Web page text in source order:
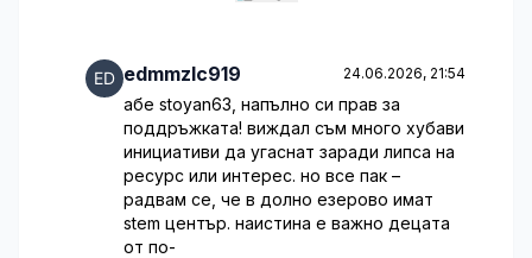
edmmzlc919 24.06.2026, 21:54
абе stoyan63, напълно си прав за
поддръжката! виждал съм много хубави
инициативи да угаснат заради липса на
ресурс или интерес. но все пак –
радвам се, че в долно езерово имат
stem център. наистина е важно децата
от по-